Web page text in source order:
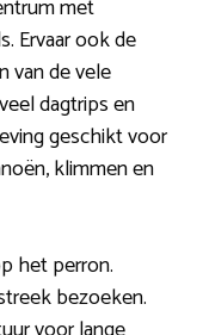
met
Ervaar ook de
van de vele
dagtrips en
geschikt voor
klimmen en
het perron.
bezoeken.